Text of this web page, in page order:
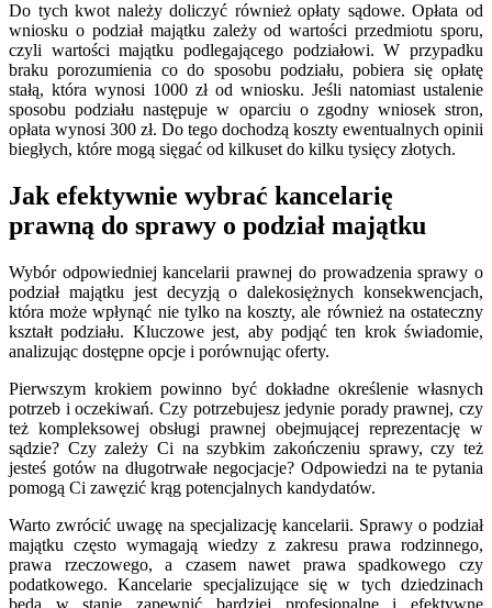
Do tych kwot należy doliczyć również opłaty sądowe. Opłata od
wniosku o podział majątku zależy od wartości przedmiotu sporu,
czyli wartości majątku podlegającego podziałowi. W przypadku
braku porozumienia co do sposobu podziału, pobiera się opłatę
stałą, która wynosi 1000 zł od wniosku. Jeśli natomiast ustalenie
sposobu podziału następuje w oparciu o zgodny wniosek stron,
opłata wynosi 300 zł. Do tego dochodzą koszty ewentualnych opinii
biegłych, które mogą sięgać od kilkuset do kilku tysięcy złotych.
Jak efektywnie wybrać kancelarię
prawną do sprawy o podział majątku
Wybór odpowiedniej kancelarii prawnej do prowadzenia sprawy o
podział majątku jest decyzją o dalekosiężnych konsekwencjach,
która może wpłynąć nie tylko na koszty, ale również na ostateczny
kształt podziału. Kluczowe jest, aby podjąć ten krok świadomie,
analizując dostępne opcje i porównując oferty.
Pierwszym krokiem powinno być dokładne określenie własnych
potrzeb i oczekiwań. Czy potrzebujesz jedynie porady prawnej, czy
też kompleksowej obsługi prawnej obejmującej reprezentację w
sądzie? Czy zależy Ci na szybkim zakończeniu sprawy, czy też
jesteś gotów na długotrwałe negocjacje? Odpowiedzi na te pytania
pomogą Ci zawęzić krąg potencjalnych kandydatów.
Warto zwrócić uwagę na specjalizację kancelarii. Sprawy o podział
majątku często wymagają wiedzy z zakresu prawa rodzinnego,
prawa rzeczowego, a czasem nawet prawa spadkowego czy
podatkowego. Kancelarie specjalizujące się w tych dziedzinach